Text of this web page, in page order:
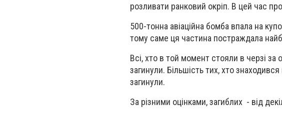
розливати ранковий окріп. В цей час
500-тонна авіаційна бомба впала на
тому саме ця частина постраждала
Всі, хто в той момент стояли в черзі за
загинули. Більшість тих, хто
загинули.
За різними оцінками, загиблих - від